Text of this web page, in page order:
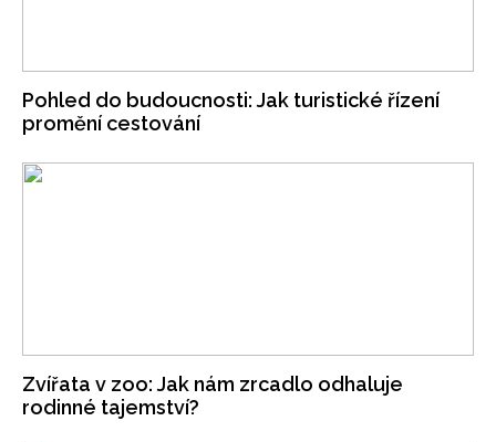
Pohled do budoucnosti: Jak turistické řízení
promění cestování
Zvířata v zoo: Jak nám zrcadlo odhaluje
rodinné tajemství?